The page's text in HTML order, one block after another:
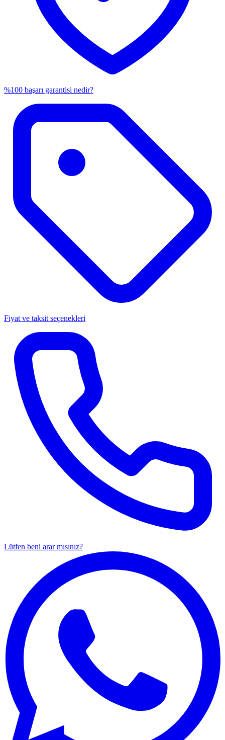
%100 başarı garantisi nedir?
Fiyat ve taksit seçenekleri
Lütfen beni arar mısınız?